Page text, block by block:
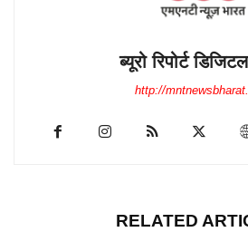
ब्यूरो रिपोर्ट
http://
RELATED